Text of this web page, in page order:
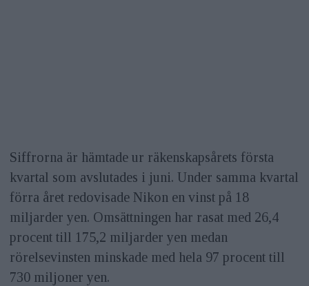
Siffrorna är hämtade ur räkenskapsårets första
kvartal som avslutades i juni. Under samma kvartal
förra året redovisade Nikon en vinst på 18
miljarder yen. Omsättningen har rasat med 26,4
procent till 175,2 miljarder yen medan
rörelsevinsten minskade med hela 97 procent till
730 miljoner yen.